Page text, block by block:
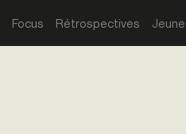
Focus Rétrospectives